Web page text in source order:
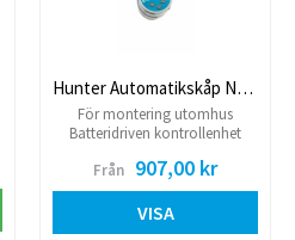
Hunter Automatikskåp NODE BT, batteridrift
För montering utomhus
Batteridriven kontrollenhet
3 st Starttider per program 8 st
Max drifttid/kanal 12 timmar
Från 907,00 kr
VISA